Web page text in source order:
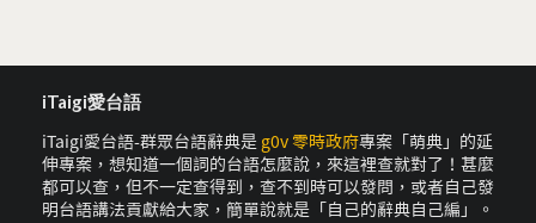
iTaigi愛台語
iTaigi愛台語-群眾台語辭典是 g0v 零時政府專案「萌典」的延
伸專案，想知道一個詞的台語怎麼說，來這裡查就對了！甚麼
都可以查，但不一定查得到，查不到時可以發問，或者自己發
明台語講法貢獻給大家，簡單說就是「自己的辭典自己編」。